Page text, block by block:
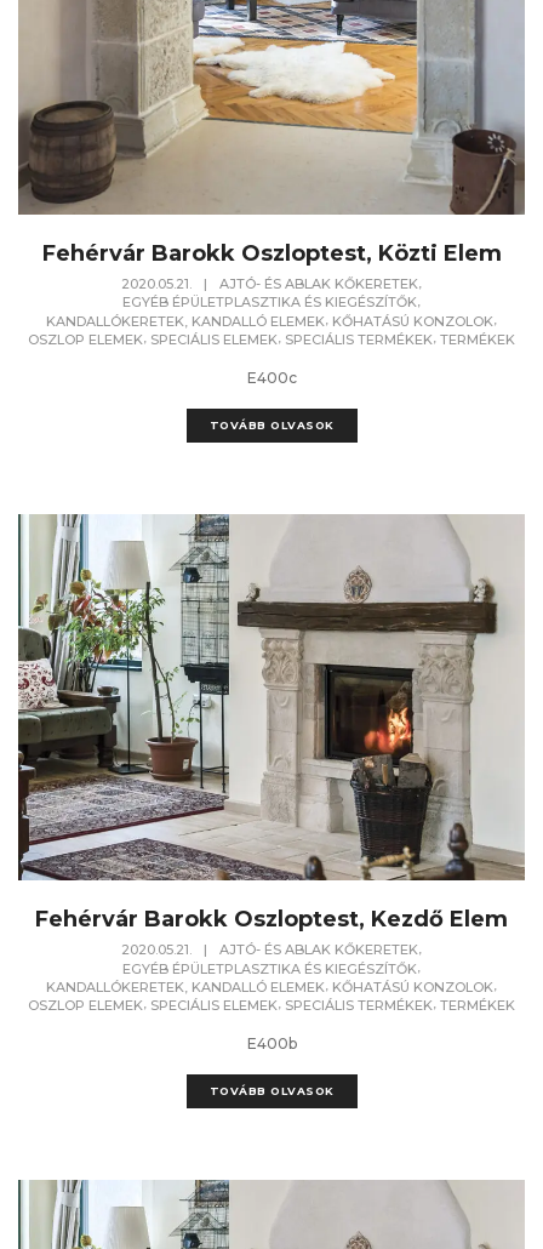
Fehérvár Barokk Oszloptest, Közti Elem
2020.05.21. | AJTÓ- ÉS ABLAK KŐKERETEK,
EGYÉB ÉPÜLETPLASZTIKA ÉS KIEGÉSZÍTŐK,
KANDALLÓKERETEK, KANDALLÓ ELEMEK, KŐHATÁSÚ KONZOLOK,
OSZLOP ELEMEK, SPECIÁLIS ELEMEK, SPECIÁLIS TERMÉKEK, TERMÉKEK
E400c
TOVÁBB OLVASOK
Fehérvár Barokk Oszloptest, Kezdő Elem
2020.05.21. | AJTÓ- ÉS ABLAK KŐKERETEK,
EGYÉB ÉPÜLETPLASZTIKA ÉS KIEGÉSZÍTŐK,
KANDALLÓKERETEK, KANDALLÓ ELEMEK, KŐHATÁSÚ KONZOLOK,
OSZLOP ELEMEK, SPECIÁLIS ELEMEK, SPECIÁLIS TERMÉKEK, TERMÉKEK
E400b
TOVÁBB OLVASOK